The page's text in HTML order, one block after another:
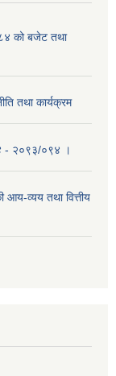
को बजेट तथा
तथा कार्यक्रम
- २०९३/०९४ ।
आय-व्यय तथा वित्तीय